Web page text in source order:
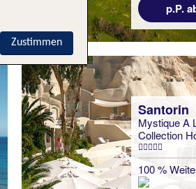
p.P.
Santorin
Mystique A
Collection
100 %
Zustimmen